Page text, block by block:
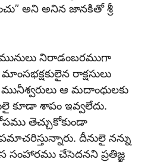
అని అనిన జానకితో శ్రీ
నిరాడంబరముగా
రాక్షసులు
మునీశ్వరులు ఆ మదాంధులకు
కూడా శాపం ఇవ్వలేదు.
తెచ్చుకోకుండా
దీనులై నన్ను
సంహారము చేసెదనని ప్రతిజ్ఞ